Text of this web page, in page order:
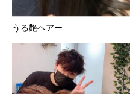
うる艶ヘアー